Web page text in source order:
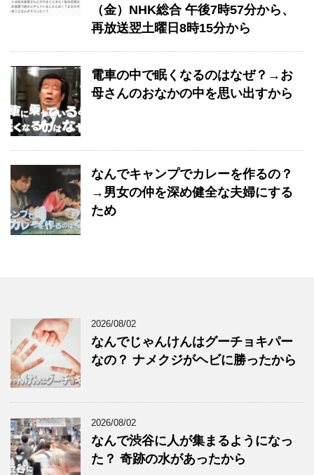
（金）NHK総合 午後7時57分から、
再放送翌土曜日8時15分から
電車の中で眠くなるのはなぜ？→お
母さんのおなかの中を思い出すから
なんでキャンプでカレーを作るの？
→男女の仲を深め健全な夫婦にする
ため
2026/08/02
なんでじゃんけんはグーチョキパー
なの？ ナメクジがヘビに勝ったから
2026/08/02
なんで渋谷に人が集まるようになっ
た？ 奇跡の水があったから